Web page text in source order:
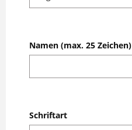
Namen (max. 25 Zeichen)
Schriftart